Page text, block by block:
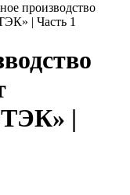
производство
| Часть 1
|